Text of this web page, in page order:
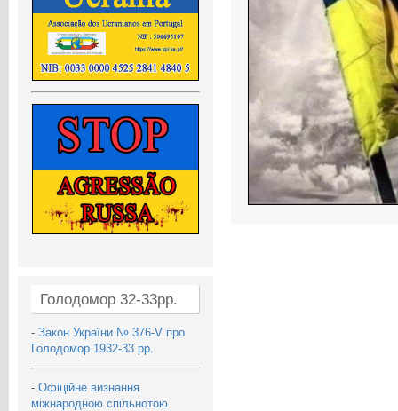
Голодомор 32-33рр.
- Закон України № 376-V про
Голодомор 1932-33 рр.
- Офіційне визнання
міжнародною спільнотою